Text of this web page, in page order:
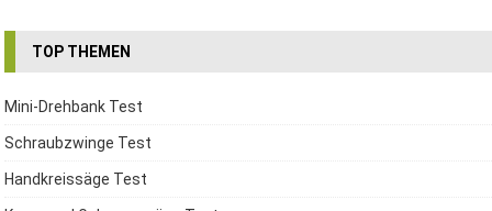
TOP THEMEN
Mini-Drehbank Test
Schraubzwinge Test
Handkreissäge Test